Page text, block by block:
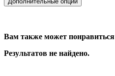
Вам также может понравиться
Результатов не найдено.